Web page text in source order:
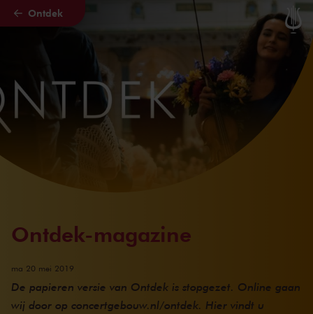
Naar hoofdcontent
Ontdek
Ontdek-magazine
ma 20 mei 2019
De papieren versie van Ontdek is stopgezet. Online gaan
wij door op concertgebouw.nl/ontdek. Hier vindt u